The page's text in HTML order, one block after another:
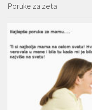
Poruke za zeta